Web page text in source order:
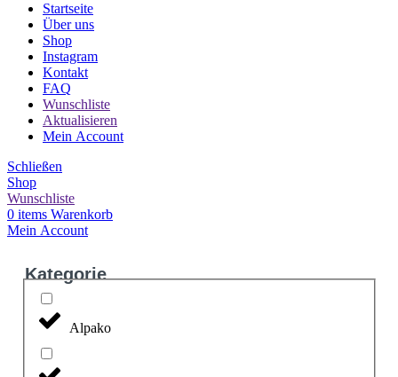
Startseite
Über uns
Shop
Instagram
Kontakt
FAQ
Wunschliste
Aktualisieren
Mein Account
Schließen
Shop
Wunschliste
0 items Warenkorb
Mein Account
Kategorie
Alpako